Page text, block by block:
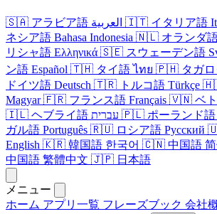
🇸🇦 アラビア語 العربية 🇮🇹 イタリア語
ネシア語 Bahasa Indonesia 🇳🇱 オランダ
リシャ語 Ελληνικά 🇸🇪 スウェーデン語
ン語 Español 🇹🇭 タイ語 ไทย 🇵🇭 タガ
ドイツ語 Deutsch 🇹🇷 トルコ語 Türkçe
Magyar 🇫🇷 フランス語 Français 🇻🇳 ベ
🇮🇱 ヘブライ語 עברית 🇵🇱 ポーランド語
ガル語 Português 🇷🇺 ロシア語 Русский
English 🇰🇷 韓国語 한국어 🇨🇳 中国語
中国語 繁體中文 🇯🇵 日本語
メニュー
ホーム アプリ一覧 フレーズブック 会社